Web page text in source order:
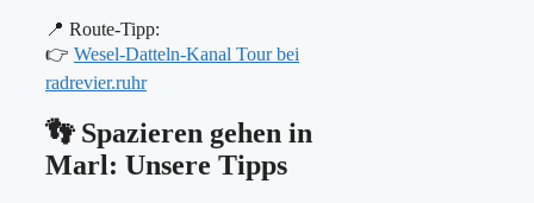
📍 Route-Tipp:
👉 Wesel-Datteln-Kanal Tour bei
radrevier.ruhr
👣 Spazieren gehen in
Marl: Unsere Tipps